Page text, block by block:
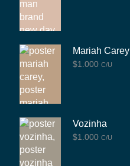
Mariah Carey
$1.000 C/U
Vozinha
$1.000 C/U